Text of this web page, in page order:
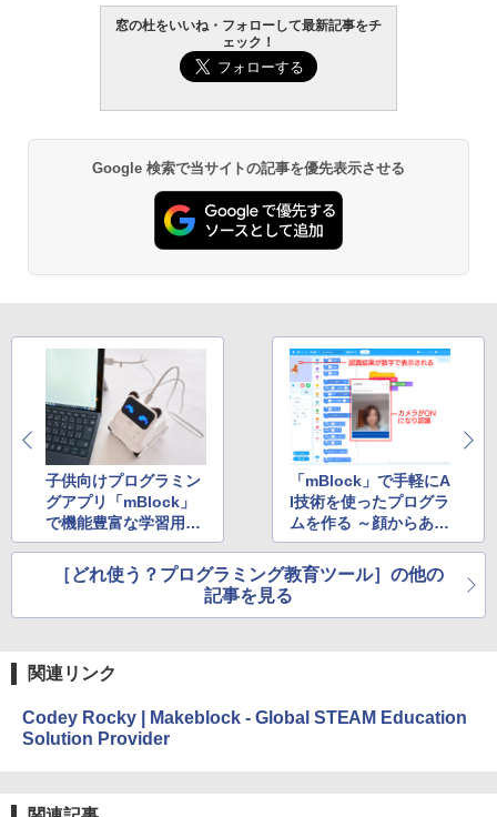
窓の杜をいいね・フォローして最新記事をチ
ェック！
Google 検索で当サイトの記事を優先表示させる
子供向けプログラミン
グアプリ「mBlock」
で機能豊富な学習用ロ
ボットCodey Rocky
をプログラムしよう
「mBlock」で手軽にA
I技術を使ったプログラ
ムを作る ～顔からあな
たの年齢を判定しま
す！
［どれ使う？プログラミング教育ツール］の他の
記事を見る
関連リンク
Codey Rocky | Makeblock - Global STEAM Education
Solution Provider